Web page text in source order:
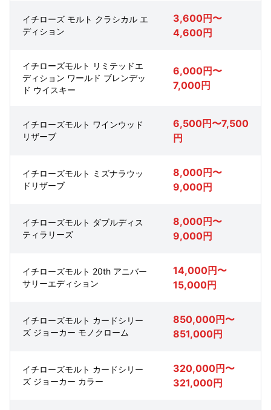
イチローズ モルト クラシカル エ
ディション
3,600円〜
4,600円
イチローズモルト リミテッドエ
ディション ワールド ブレンデッ
ド ウイスキー
6,000円〜
7,000円
イチローズモルト ワインウッド
リザーブ
6,500円〜7,500
円
イチローズモルト ミズナラウッ
ドリザーブ
8,000円〜
9,000円
イチローズモルト ダブルディス
ティラリーズ
8,000円〜
9,000円
イチローズモルト 20th アニバー
サリーエディション
14,000円〜
15,000円
イチローズモルト カードシリー
ズ ジョーカー モノクローム
850,000円〜
851,000円
イチローズモルト カードシリー
ズ ジョーカー カラー
320,000円〜
321,000円